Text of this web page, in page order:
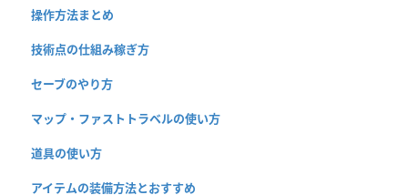
操作方法まとめ
技術点の仕組み稼ぎ方
セーブのやり方
マップ・ファストトラベルの使い方
道具の使い方
アイテムの装備方法とおすすめ